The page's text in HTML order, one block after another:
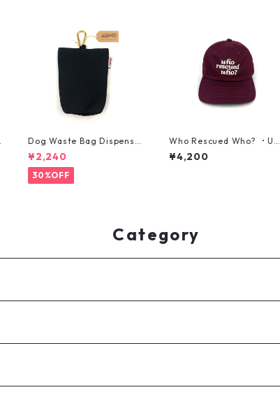
Dog Waste Bag Dispense
r Combo・犬のマナー袋用
ケース + うんち入れ・トゥ
ルーブラック
¥2,240
30%OFF
Who Rescued Who? ・Uni
sex Cap・マルーン
¥4,200
Category